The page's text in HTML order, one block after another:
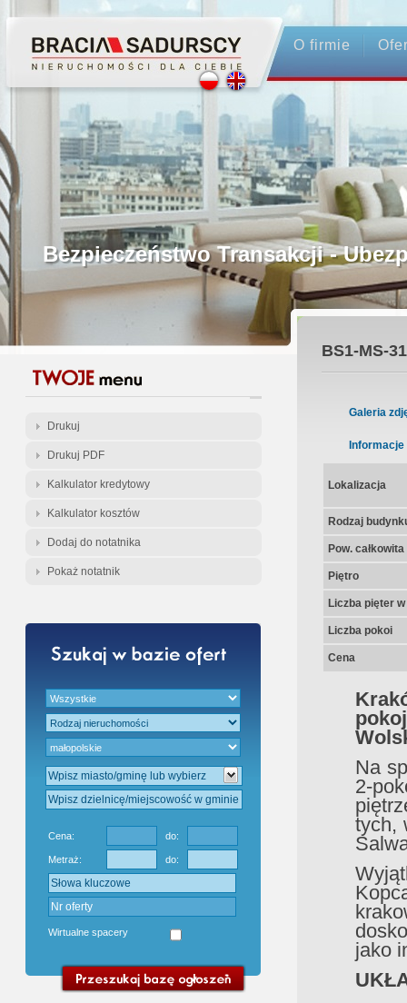
O firmie
Profesjonalne Pośrednictwo
Bezpieczeństwo Transakcji -
Licencjonowani Pośrednicy
Gwarancja Zwrotu Zadatku
Gratis - Przedwstępna Umowa
Drukuj
Drukuj PDF
Kalkulator kredytowy
Kalkulator kosztów
Dodaj do notatnika
Pokaż notatnik
Cena: do:
Metraż: do:
Wirtualne spacery
BS1-MS-
Galeria
Informacje
Lokalizacja
Rodzaj
Pow.
Piętro
Liczba pięter
Liczba pokoi
Cena
Na
2-
tych,
jako